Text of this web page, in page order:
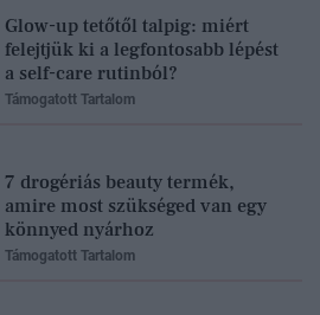
Glow-up tetőtől talpig: miért
felejtjük ki a legfontosabb lépést
a self-care rutinból?
Támogatott Tartalom
7 drogériás beauty termék,
amire most szükséged van egy
könnyed nyárhoz
Támogatott Tartalom